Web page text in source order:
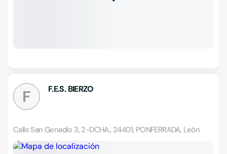
F F.E.S. BIERZO
Calle San Genadio 3, 2-DCHA., 24401, PONFERRADA, León